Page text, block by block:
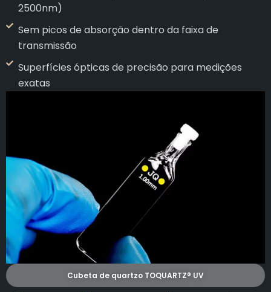
2500nm)
Sem picos de absorção dentro da faixa de
transmissão
Superfícies ópticas de precisão para medições
exatas
Cubeta de quartzo TOQUARTZ® UV